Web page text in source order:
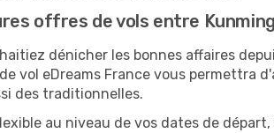
offres de vols entre
dénicher les bonnes affaires
vol eDreams France vous permettra
des traditionnelles.
au niveau de vos dates de